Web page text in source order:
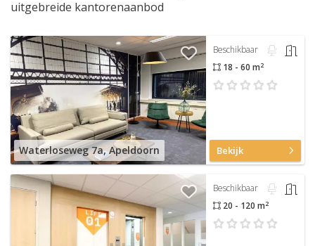
uitgebreide kantorenaanbod
Waterloseweg 7a, Apeldoorn
Beschikbaar
18 - 60 m2
Bekijk
Beschikbaar
20 - 120 m2